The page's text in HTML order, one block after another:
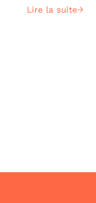
scénario
Lire la suite